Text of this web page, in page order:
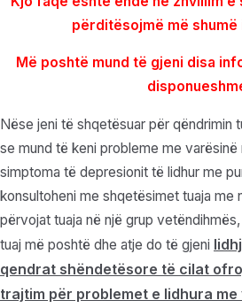
përditësojmë më shumë
Më poshtë mund të gjeni disa
Nëse jeni të shqetësuar për qëndrimin
se mund të keni probleme me
simptoma të depresionit të lidhur me
konsultoheni me shqetësimet tuaja me
përvojat tuaja në një grup
tuaj më poshtë dhe atje do të gjeni
qendrat shëndetësore të cilat
trajtim për problemet e lidhura